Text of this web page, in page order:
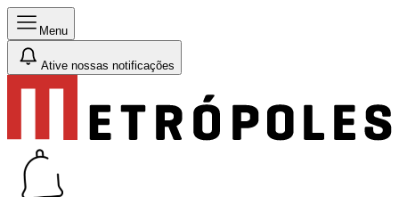
Menu
Ative nossas notificações